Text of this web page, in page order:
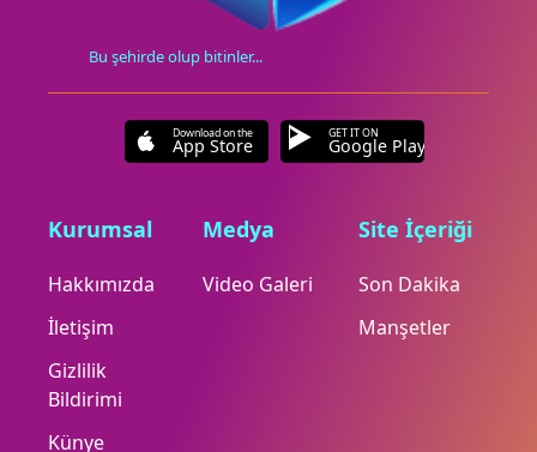
Bu şehirde olup bitinler...
Download on the
App Store
GET IT ON
Google Play
Kurumsal
Hakkımızda
İletişim
Gizlilik
Bildirimi
Künye
Medya
Video Galeri
Site İçeriği
Son Dakika
Manşetler